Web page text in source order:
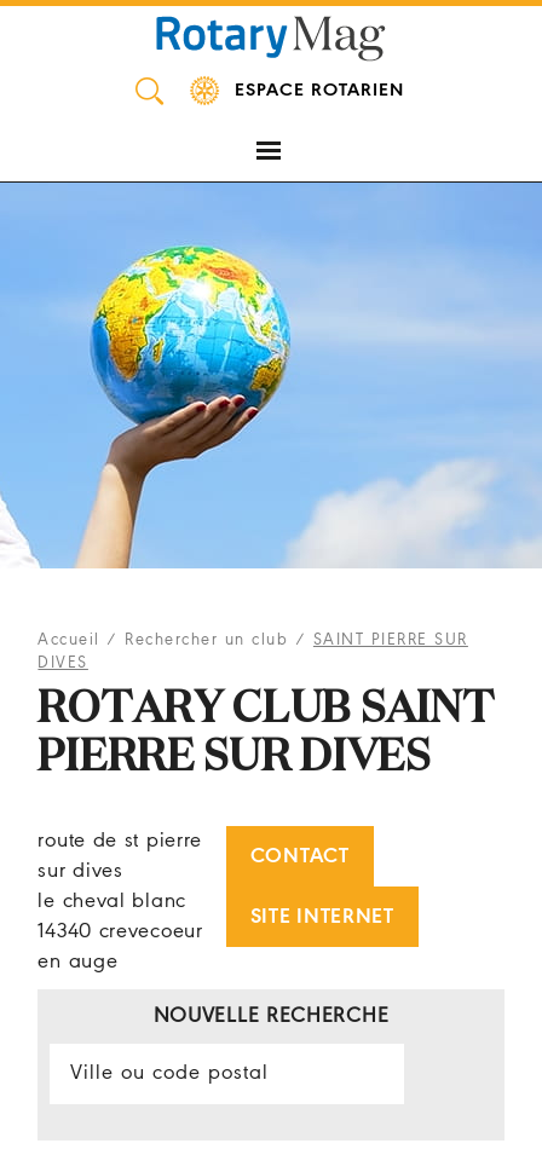
ESPACE ROTARIEN
Accueil / Rechercher un club / SAINT PIERRE SUR
DIVES
ROTARY CLUB SAINT
PIERRE SUR DIVES
route de st pierre
sur dives
le cheval blanc
14340 crevecoeur
en auge
CONTACT
SITE INTERNET
NOUVELLE RECHERCHE
Panneau de gestion des cookies